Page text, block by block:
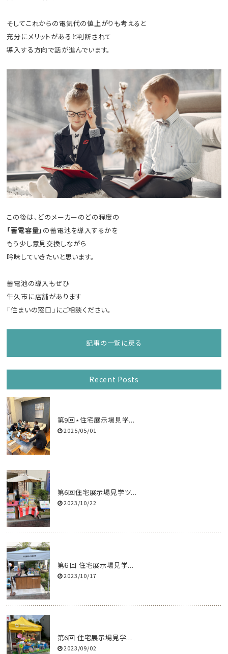
そしてこれからの電気代の値上がりも考えると
充分にメリットがあると判断されて
導入する方向で話が進んでいます。
この後は、どのメーカーのどの程度の
「蓄電容量」 の蓄電池を導入するかを
もう少し意見交換しながら
吟味していきたいと思います。
蓄電池の導入もぜひ
牛久市に店舗があります
「住まいの窓口」にご相談ください。
記事の一覧に戻る
Recent Posts
第9回⋆住宅展示場見学...
2025/05/01
第6回住宅展示場見学ツ...
2023/10/22
第６回 住宅展示場見学...
2023/10/17
第6回 住宅展示場見学...
2023/09/02